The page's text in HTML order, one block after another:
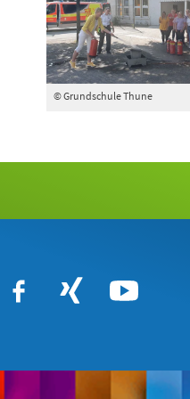
© Grundschule Thune